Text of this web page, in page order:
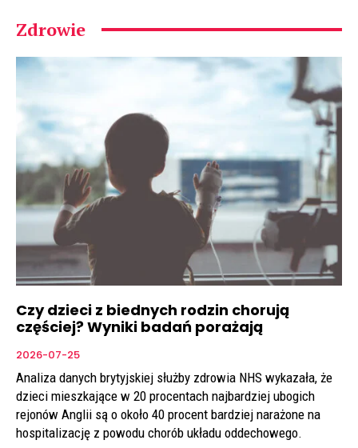
Zdrowie
Czy dzieci z biednych rodzin chorują
częściej? Wyniki badań porażają
2026-07-25
Analiza danych brytyjskiej służby zdrowia NHS wykazała, że
dzieci mieszkające w 20 procentach najbardziej ubogich
rejonów Anglii są o około 40 procent bardziej narażone na
hospitalizację z powodu chorób układu oddechowego.